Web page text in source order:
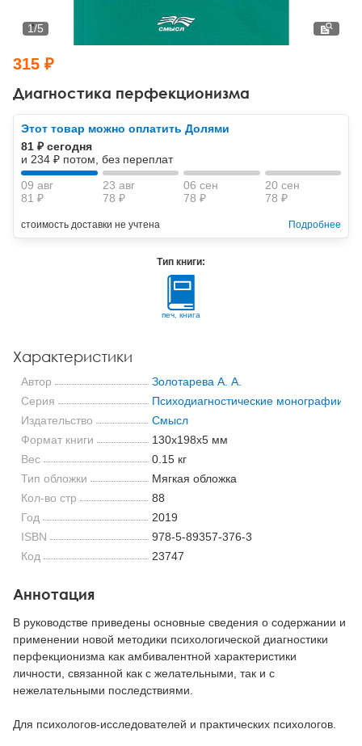
Тревожные расстройства, панические атаки
Другие направления психотерапии
Классический, эриксоновский гипноз и НЛП
НЛП
Психология труда и эргономика
Социальная психология
Социальная и организационная психология
Классический и юнгианский психоанализ
Диагностика перфекционизма
1/5
315 ₽
Этот товар можно оплатить Долями
81 ₽ сегодня
и 234 ₽ потом, без переплат
09 авг
81 ₽
23 авг
78 ₽
06 сен
78 ₽
20 сен
78 ₽
стоимость доставки не учтена Подробнее
Тип книги:
печ. книга
Характеристики
Автор
Золотарева А. А.
Серия
Психодиагностические монографии
Издательство
Смысл
Формат книги
130x198x5 мм
Вес
0.15 кг
Тип обложки
Мягкая обложка
Кол-во стр
88
Год
2019
ISBN
978-5-89357-376-3
Код
23747
Аннотация
В руководстве приведены основные сведения о содержании и
применении новой методики психологической диагностики
перфекционизма как амбивалентной характеристики
личности, связанной как с желательными, так и с
нежелательными последствиями.
Для психологов-исследователей и практических психологов.